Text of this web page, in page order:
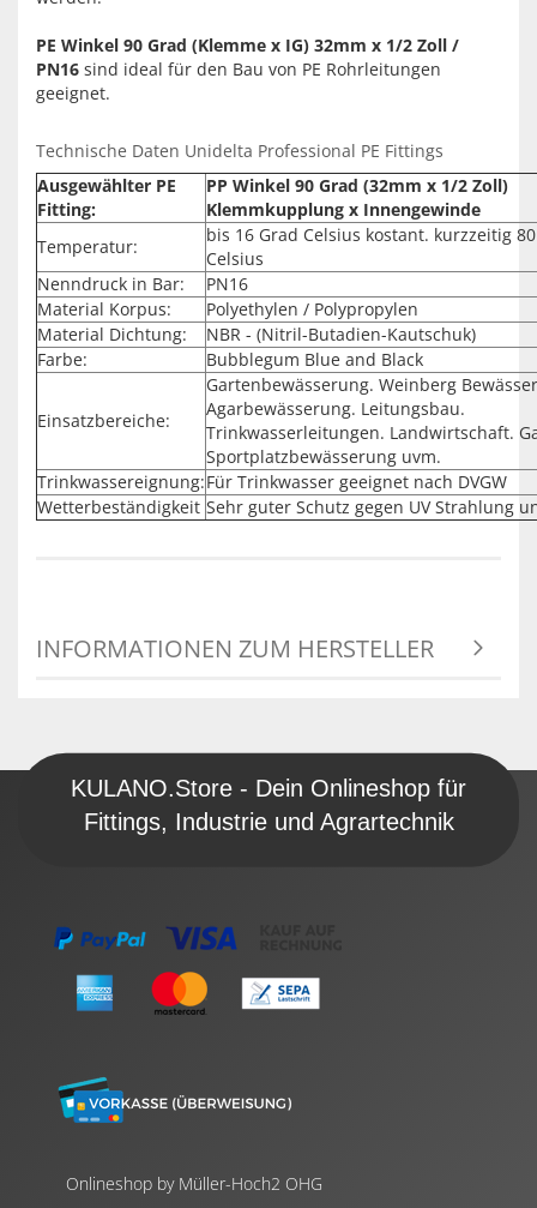
PE Winkel 90 Grad (Klemme x IG) 32mm x 1/2 Zoll /
PN16 sind ideal für den Bau von PE Rohrleitungen
geeignet.
Technische Daten Unidelta Professional PE Fittings
Ausgewählter PE
Fitting:
PP Winkel 90 Grad (32mm x 1/2 Zoll)
Klemmkupplung x Innengewinde
Temperatur:
bis 16 Grad Celsius kostant. kurzzeitig
Celsius
Nenndruck in Bar:
PN16
Material Korpus:
Polyethylen / Polypropylen
Material Dichtung:
NBR - (Nitril-Butadien-Kautschuk)
Farbe:
Bubblegum Blue and Black
Einsatzbereiche:
Gartenbewässerung. Weinberg
Agarbewässerung. Leitungsbau.
Trinkwasserleitungen. Landwirtschaft.
Sportplatzbewässerung uvm.
Trinkwassereignung:Für Trinkwasser geeignet nach DVGW
Wetterbeständigkeit Sehr guter Schutz gegen UV Strahlung
INFORMATIONEN ZUM HERSTELLER
KULANO.Store - Dein Onlineshop für
Fittings, Industrie und Agrartechnik
Onlineshop by Müller-Hoch2 OHG